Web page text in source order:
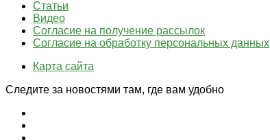
Статьи
Видео
Согласие на получение рассылок
Согласие на обработку персональных данных
Карта сайта
Следите за новостями там, где вам удобно